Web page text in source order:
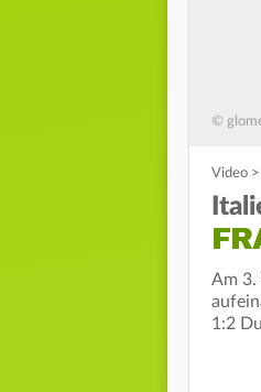
©
Video >
Am 3.
1:2